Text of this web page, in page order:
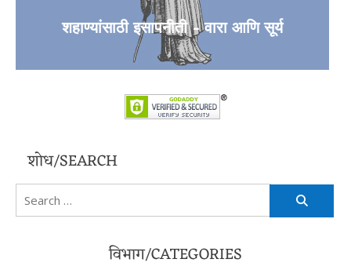
शहाण्यांसाठी इसापनीती – वारा आणि सूर्य
शोध/SEARCH
Search
for:
विभाग/CATEGORIES